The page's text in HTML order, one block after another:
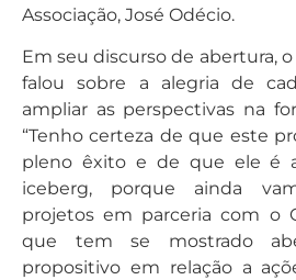
Associação, José Odécio.
Em seu discurso de abertura,
falou sobre a alegria de
ampliar as perspectivas na
“Tenho certeza de que este
pleno êxito e de que ele é
iceberg, porque ainda
projetos em parceria com o
que tem se mostrado
propositivo em relação a